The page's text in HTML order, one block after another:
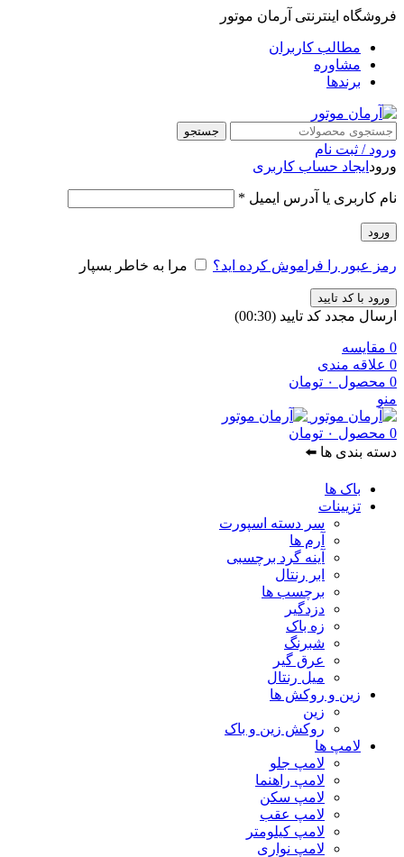
فروشگاه اینترنتی آرمان موتور
مطالب کاربران
مشاوره
برندها
جستجو
ورود / ثبت نام
ورود ایجاد حساب کاربری
نام کاربری یا آدرس ایمیل *
ورود
رمز عبور را فراموش کرده اید؟ مرا به خاطر بسپار
ورود با کد تایید
ارسال مجدد کد تایید (00:
30
)
0 مقایسه
0 علاقه مندی
0 محصول ۰ تومان
منو
0 محصول ۰ تومان
دسته بندی ها ⬅️
باک ها
تزیینات
سر دسته اسپورت
آرم ها
آینه گرد برچسبی
ابر رنتال
برچسب ها
دزدگیر
زه باک
شبرنگ
عرق گیر
میل رنتال
زین و روکش ها
زین
روکش زین و باک
لامپ ها
لامپ جلو
لامپ راهنما
لامپ سکن
لامپ عقب
لامپ کیلومتر
لامپ نواری